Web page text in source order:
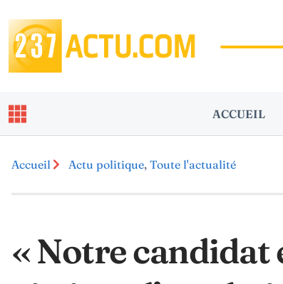
ACCUEIL
Accueil Actu politique, Toute l'actualité
« Notre